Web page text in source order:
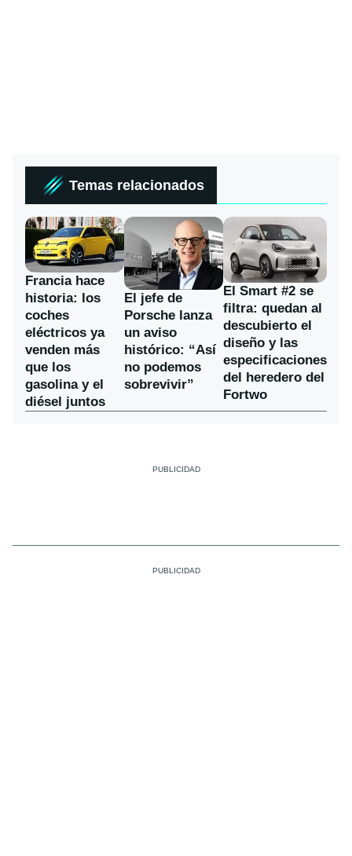
Temas relacionados
Francia hace
historia: los
coches
eléctricos ya
venden más
que los
gasolina y el
diésel juntos
El jefe de
Porsche lanza
un aviso
histórico: “Así
no podemos
sobrevivir”
El Smart #2 se
filtra: quedan al
descubierto el
diseño y las
especificaciones
del heredero del
Fortwo